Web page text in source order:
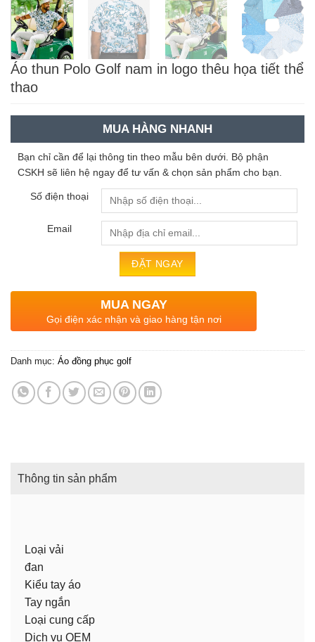
Áo thun Polo Golf nam in logo thêu họa tiết thể
thao
MUA HÀNG NHANH
Bạn chỉ cần để lại thông tin theo mẫu bên dưới. Bộ phận
CSKH sẽ liên hệ ngay để tư vấn & chọn sản phẩm cho bạn.
Số điện thoại
Email
MUA NGAY
Gọi điện xác nhận và giao hàng tận nơi
Danh mục: Áo đồng phục golf
Thông tin sản phẩm
Loại vải
đan
Kiểu tay áo
Tay ngắn
Loại cung cấp
Dịch vụ OEM